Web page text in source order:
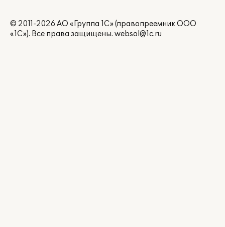
© 2011-2026 АО «Группа 1С» (правопреемник ООО
«1С»). Все права защищены. websol@1c.ru